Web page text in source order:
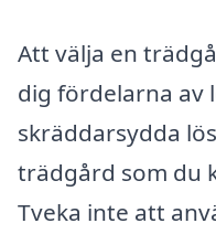
Att välja en
dig fördelarna av
skräddarsydda
trädgård som du
Tveka inte att